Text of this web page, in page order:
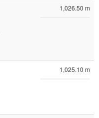
1,026.50 m
1,025.10 m